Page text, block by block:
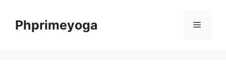
contentPhprimeyoga Menu